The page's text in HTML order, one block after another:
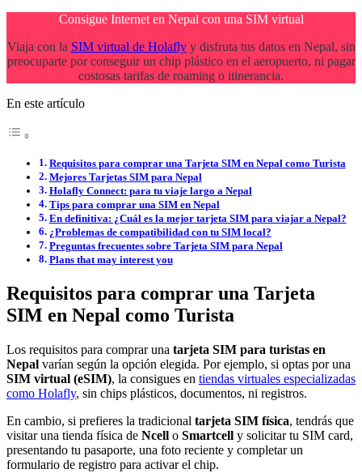
Consigue Internet en Nepal con una SIM virtual
Viaja con la SIM virtual de Holaflyy disfruta tus datos en Nepal, sin
preocuparte por conseguir un chip plástico en el aeropuerto, ni pagar
costosas tarifas de roaming o itinerancia.
En este artículo
Requisitos para comprar una Tarjeta SIM en Nepal como Turista
Mejores Tarjetas SIM para Nepal
Holafly Connect: para tu viaje largo a Nepal
Tips para comprar una SIM en Nepal
En definitiva: ¿Cuál es la mejor tarjeta SIM para viajar a Nepal?
¿Problemas de compatibilidad con tu SIM local?
Preguntas frecuentes sobre Tarjeta SIM para Nepal
Plans that may interest you
Requisitos para comprar una Tarjeta
SIM en Nepal como Turista
Los requisitos para comprar una tarjeta SIM para turistas en
Nepal varían según la opción elegida. Por ejemplo, si optas por una
SIM virtual (eSIM), la consigues en tiendas virtuales especializadas
como Holafly, sin chips plásticos, documentos, ni registros.
En cambio, si prefieres la tradicional tarjeta SIM física, tendrás que
visitar una tienda física de Ncell o Smartcell y solicitar tu SIM card,
presentando tu pasaporte, una foto reciente y completar un
formulario de registro para activar el chip.